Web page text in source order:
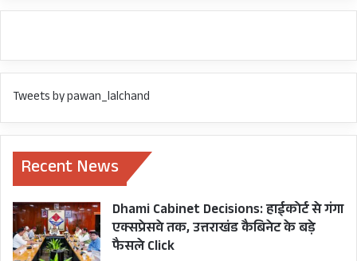
Tweets by pawan_lalchand
Recent News
Dhami Cabinet Decisions: हाईकोर्ट से गंगा
एक्सप्रेसवे तक, उत्तराखंड कैबिनेट के बड़े
फैसले Click